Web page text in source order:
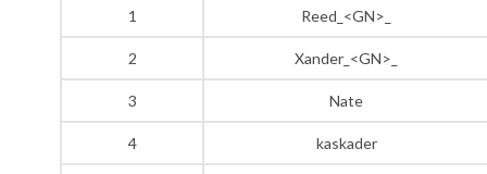
1 Reed_<GN>_
2 Xander_<GN>_
3 Nate
4 kaskader